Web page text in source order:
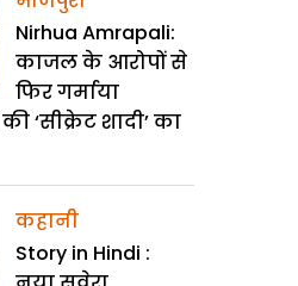
Nirhua Amrapali:
काजल के आरोपों से
फिर गर्माया
‘सीक्रेट शादी’ का
कहानी
Story in Hindi :